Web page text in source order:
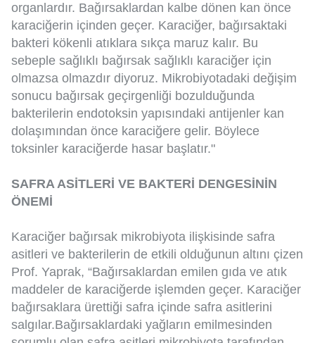
organlardır. Bağırsaklardan kalbe dönen kan önce
karaciğerin içinden geçer. Karaciğer, bağırsaktaki
bakteri kökenli atıklara sıkça maruz kalır. Bu
sebeple sağlıklı bağırsak sağlıklı karaciğer için
olmazsa olmazdır diyoruz. Mikrobiyotadaki değişim
sonucu bağırsak geçirgenliği bozulduğunda
bakterilerin endotoksin yapısındaki antijenler kan
dolaşımından önce karaciğere gelir. Böylece
toksinler karaciğerde hasar başlatır."
SAFRA ASİTLERİ VE BAKTERİ DENGESİNİN
ÖNEMİ
Karaciğer bağırsak mikrobiyota ilişkisinde safra
asitleri ve bakterilerin de etkili olduğunun altını çizen
Prof. Yaprak, “Bağırsaklardan emilen gıda ve atık
maddeler de karaciğerde işlemden geçer. Karaciğer
bağırsaklara ürettiği safra içinde safra asitlerini
salgılar.Bağırsaklardaki yağların emilmesinden